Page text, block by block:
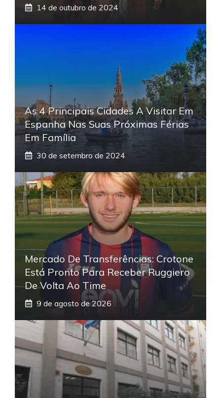
14 de outubro de 2024
As 4 Principais Cidades A Visitar Em
Espanha Nas Suas Próximas Férias
Em Família
30 de setembro de 2024
Mercado De Transferências: Crotone
Está Pronto Para Receber Ruggiero
De Volta Ao Time
9 de agosto de 2026